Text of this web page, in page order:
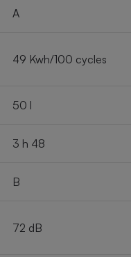
A
49 Kwh/100 cycles
50 l
3 h 48
B
72 dB